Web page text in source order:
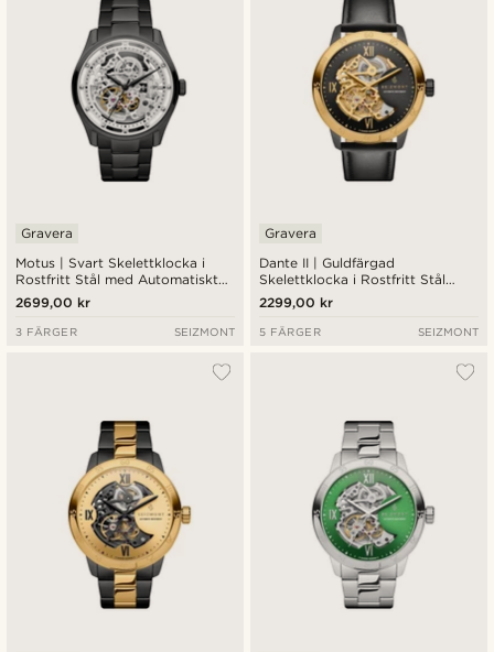
Motus | Svart Skelettklocka i
Rostfritt Stål med Automatiskt
Urverk
Gravera
2699,00 kr
3 FÄRGER SEIZMONT
Dante II | Guldfärgad
Skelettklocka i Rostfritt Stål
med Klockrem i Svart Läder
Gravera
2299,00 kr
5 FÄRGER SEIZMONT